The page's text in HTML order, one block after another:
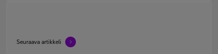
Seuraava artikkeli